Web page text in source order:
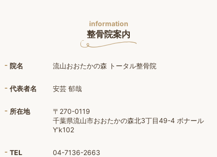
information
整骨院案内
院名 流山おおたかの森 トータル整骨院
代表者名 安芸 郁哉
所在地
〒270-0119
千葉県流山市おおたかの森北3丁目49-4 ボナール
Y’k102
TEL 04-7136-2663